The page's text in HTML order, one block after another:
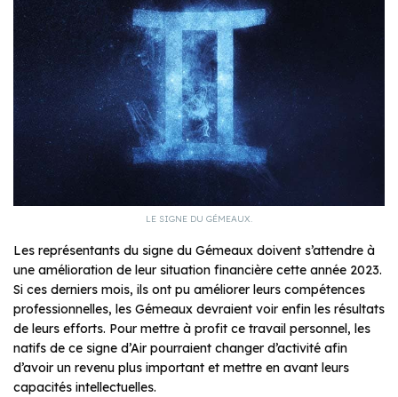
LE SIGNE DU GÉMEAUX.
Les représentants du signe du Gémeaux doivent s’attendre à
une amélioration de leur situation financière cette année 2023.
Si ces derniers mois, ils ont pu améliorer leurs compétences
professionnelles, les Gémeaux devraient voir enfin les résultats
de leurs efforts. Pour mettre à profit ce travail personnel, les
natifs de ce signe d’Air pourraient changer d’activité afin
d’avoir un revenu plus important et mettre en avant leurs
capacités intellectuelles.